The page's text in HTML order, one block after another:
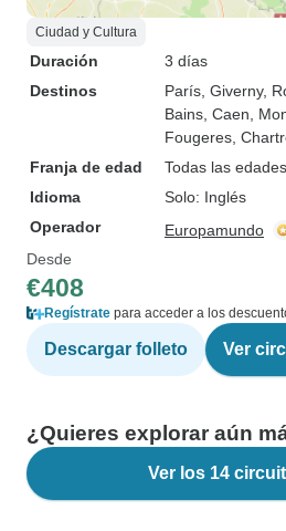
Ciudad y Cultura
Duración
3 días
Destinos
París , Giverny,
Bains , Caen ,
Fougeres ,
Franja de edad
Todas las
Idioma
Solo: Inglés
Operador
Europamundo
Desde
€408
Regístrate para acceder a los
Descargar folleto Ver
¿Quieres explorar aún
Ver los 14